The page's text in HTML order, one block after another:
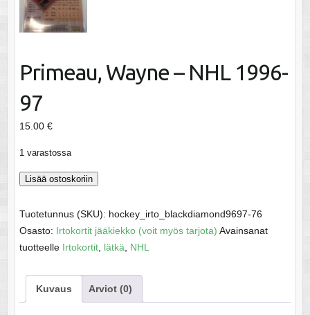
Primeau, Wayne – NHL 1996-
97
15.00 €
1 varastossa
Primeau,
-
NHL
1996-
määrä
Lisää ostoskoriin
Tuotetunnus (SKU): hockey_irto_blackdiamond9697-76
Osasto: Irtokortit jääkiekko (voit myös tarjota) Avainsanat
tuotteelle Irtokortit, lätkä, NHL
Kuvaus Arviot (0)